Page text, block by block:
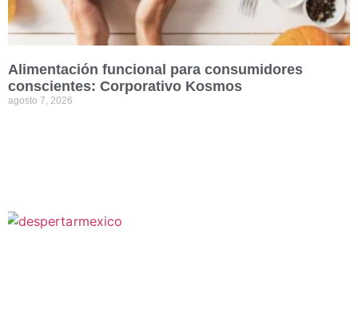
Alimentación funcional para consumidores
conscientes: Corporativo Kosmos
agosto 7, 2026